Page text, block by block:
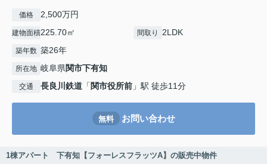
価格 2,500万円
建物面積225.70㎡ 間取り 2LDK
築年数 築26年
所在地 岐阜県関市下有知
交通 長良川鉄道 「 関市役所前 」駅 徒歩11分
無料 お問い合わせ
1棟アパート 下有知【フォーレスフラッツA】の販売中物件